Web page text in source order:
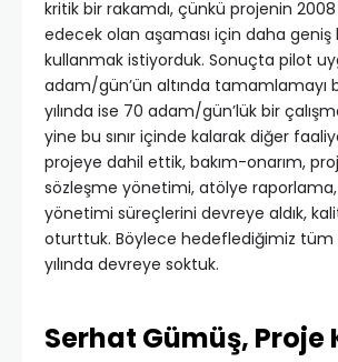
kritik bir rakamdı, çünkü projenin 2008
edecek olan aşaması için daha
kullanmak istiyorduk. Sonuçta pilot
adam/gün’ün altında tamamlamayı
yılında ise 70 adam/gün’lük bir
yine bu sınır içinde kalarak diğer
projeye dahil ettik, bakım-onarım,
sözleşme yönetimi, atölye
yönetimi süreçlerini devreye aldık,
oturttuk. Böylece hedeflediğimiz tüm
yılında devreye soktuk.
Serhat Gümüş, Proje